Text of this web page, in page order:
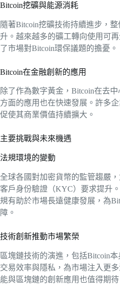
Bitcoin挖礦與能源消耗
隨著Bitcoin挖礦技術持續進步，
升。越來越多的礦工轉向使用可
了市場對Bitcoin環保議題的擔憂。
Bitcoin在金融創新的應用
除了作為數字黃金，Bitcoin在去
方面的應用也在快速發展。許多
促使其商業價值持續擴大。
主要挑戰與未來機遇
法規環境的變動
全球各國對加密貨幣的監管趨嚴
客戶身份驗證（KYC）要求提升
規有助於市場長遠健康發展，為
障。
技術創新推動市場繁榮
區塊鏈技術的演進，包括Bitcoin
交易效率與隱私，為市場注入更
能與區塊鏈的創新應用也值得期待